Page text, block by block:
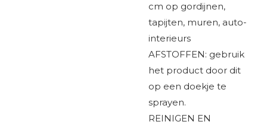
cm op gordijnen,
tapijten, muren, auto-
interieurs
AFSTOFFEN: gebruik
het product door dit
op een doekje te
sprayen.
REINIGEN EN